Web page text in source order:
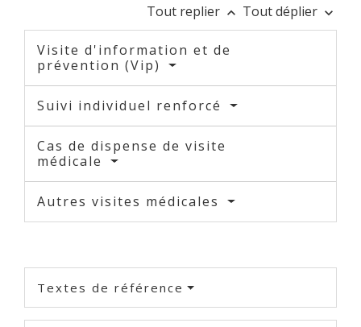
Tout replier keyboard_arrow_up Tout déplier keyboard_arrow_down
Visite d'information et de
prévention (Vip)
Suivi individuel renforcé
Cas de dispense de visite
médicale
Autres visites médicales
Textes de référence